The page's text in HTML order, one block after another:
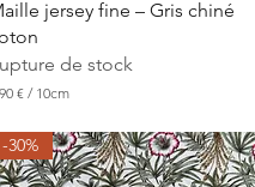
Aperçu rapide
jersey fine – Gris chiné
de stock
€ / 10cm
-30%